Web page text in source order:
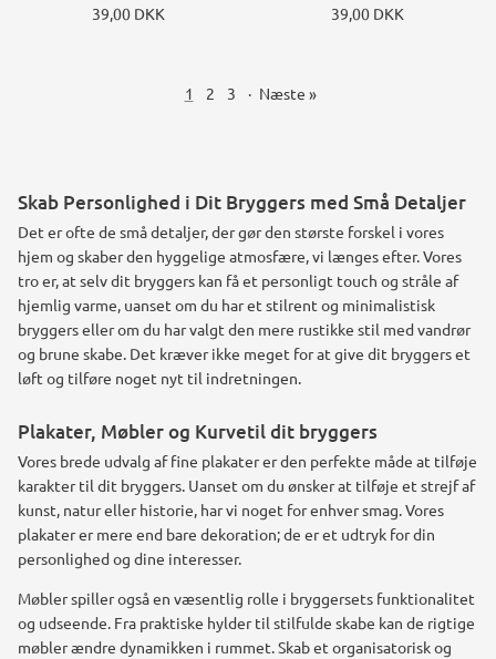
39,00 DKK
39,00 DKK
1 2 3 · Næste »
Skab Personlighed i Dit Bryggers med Små Detaljer
Det er ofte de små detaljer, der gør den største forskel i vores
hjem og skaber den hyggelige atmosfære, vi længes efter. Vores
tro er, at selv dit bryggers kan få et personligt touch og stråle af
hjemlig varme, uanset om du har et stilrent og minimalistisk
bryggers eller om du har valgt den mere rustikke stil med vandrør
og brune skabe. Det kræver ikke meget for at give dit bryggers et
løft og tilføre noget nyt til indretningen.
Plakater, Møbler og Kurvetil dit bryggers
Vores brede udvalg af fine plakater er den perfekte måde at tilføje
karakter til dit bryggers. Uanset om du ønsker at tilføje et strejf af
kunst, natur eller historie, har vi noget for enhver smag. Vores
plakater er mere end bare dekoration; de er et udtryk for din
personlighed og dine interesser.
Møbler spiller også en væsentlig rolle i bryggersets funktionalitet
og udseende. Fra praktiske hylder til stilfulde skabe kan de rigtige
møbler ændre dynamikken i rummet. Skab et organisatorisk og